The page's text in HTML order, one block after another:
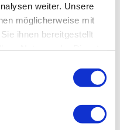
weiter. Unsere
möglicherweise mit
ihnen bereitgestellt
mit der Deutschen
Oberbayern
und unsere
München und